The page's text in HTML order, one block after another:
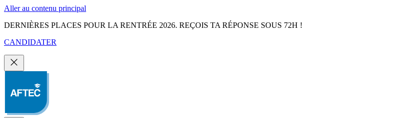
Aller au contenu principal
DERNIÈRES PLACES POUR LA RENTRÉE 2026. REÇOIS TA RÉPONSE SOUS 72H !
CANDIDATER